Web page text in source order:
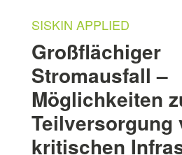
SISKIN APPLIED
Großflächiger
Stromausfall –
Möglichkeiten
Teilversorgung
kritischen